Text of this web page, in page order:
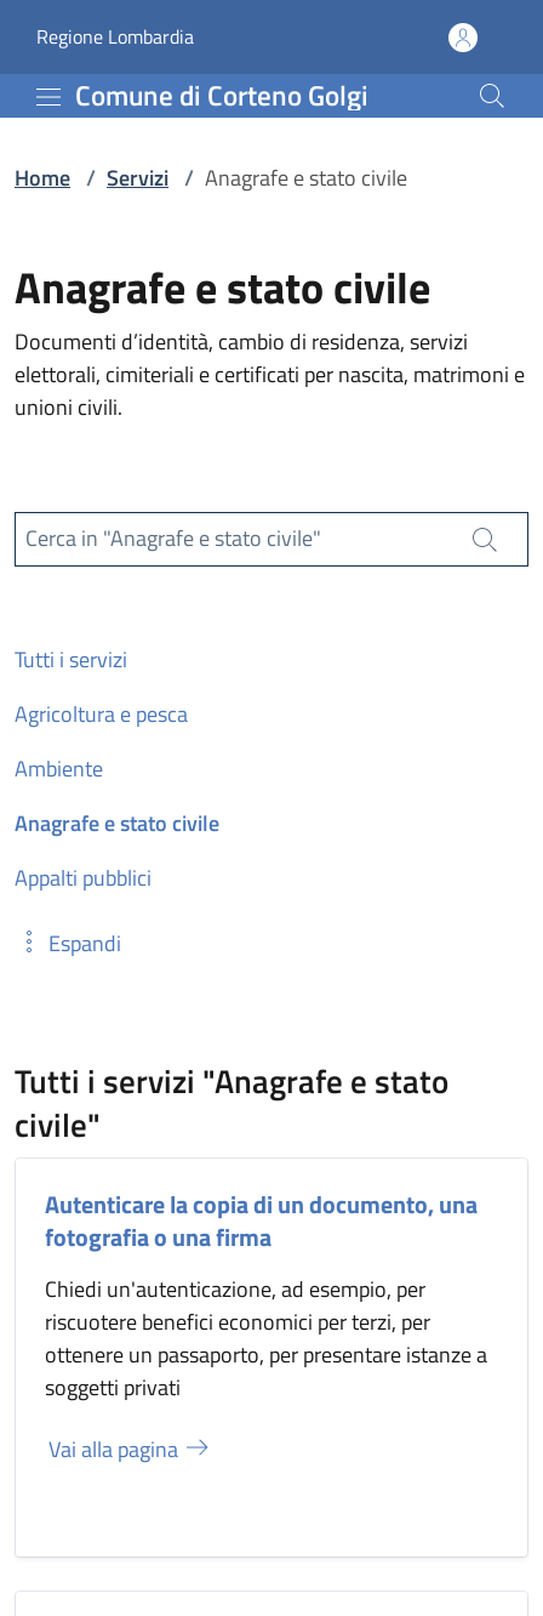
Servizi | Comune di
Regione Lombardia(apre in un'altra scheda).
Comune di Corteno Golgi
Home / Servizi / Anagrafe e stato civile
Anagrafe e stato civile
Documenti d’identità, cambio di residenza, servizi
elettorali, cimiteriali e certificati per nascita, matrimoni e
unioni civili.
Cerca in "Anagrafe e stato civile"
Cerca
Tutti i servizi
Agricoltura e pesca
Ambiente
Anagrafe e stato civile
Appalti pubblici
Espandi
Tutti i servizi "Anagrafe e stato
civile"
Autenticare la copia di un documento, una
fotografia o una firma
Chiedi un'autenticazione, ad esempio, per
riscuotere benefici economici per terzi, per
ottenere un passaporto, per presentare istanze a
soggetti privati
Vai alla pagina